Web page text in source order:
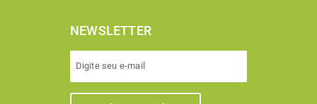
NEWSLETTER